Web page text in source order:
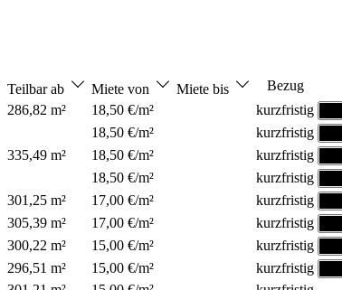
Teilbar ab Miete von Miete bis
Bezug
286,82 m² 18,50 €/m² kurzfristig
18,50 €/m² kurzfristig
335,49 m² 18,50 €/m² kurzfristig
18,50 €/m² kurzfristig
301,25 m² 17,00 €/m² kurzfristig
305,39 m² 17,00 €/m² kurzfristig
300,22 m² 15,00 €/m² kurzfristig
296,51 m² 15,00 €/m² kurzfristig